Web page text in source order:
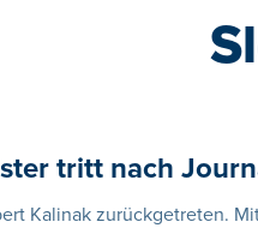
tritt nach
Kalinak zurückgetreten.